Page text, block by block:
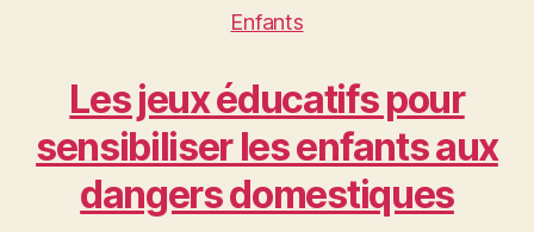
Catégories
Enfants
Les jeux éducatifs pour
sensibiliser les enfants aux
dangers domestiques